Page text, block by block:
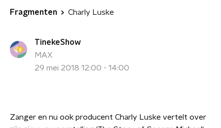
Fragmenten Charly Luske
TinekeShow
MAX
29 mei 2018 12:00 - 14:00
Zanger en nu ook producent Charly Luske vertelt over